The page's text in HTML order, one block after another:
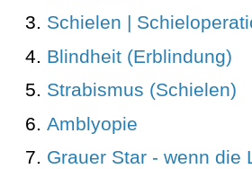
Schielen |
Blindheit (Erblindung)
Strabismus (Schielen)
Amblyopie
Grauer Star - wenn die